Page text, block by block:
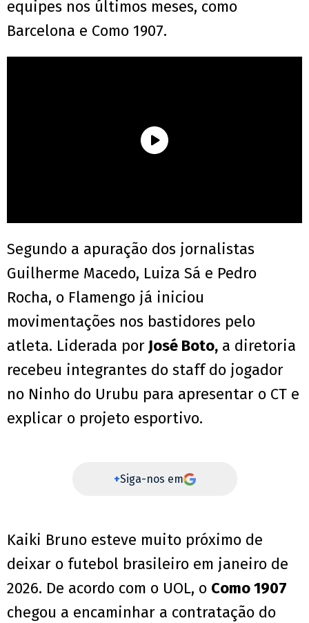
equipes nos últimos meses, como
Barcelona e Como 1907.
Segundo a apuração dos jornalistas
Guilherme Macedo, Luiza Sá e Pedro
Rocha, o Flamengo já iniciou
movimentações nos bastidores pelo
atleta. Liderada porJosé Boto, a diretoria
recebeu integrantes do staff do jogador
no Ninho do Urubu para apresentar o CT e
explicar o projeto esportivo.
+Siga-nos em
Kaiki Bruno esteve muito próximo de
deixar o futebol brasileiro em janeiro de
2026. De acordo com o UOL, o Como 1907
chegou a encaminhar a contratação do